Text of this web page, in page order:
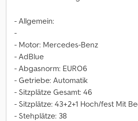
- Allgemein:
-
- Motor: Mercedes-Benz
- AdBlue
- Abgasnorm: EURO6
- Getriebe: Automatik
- Sitzplätze Gesamt: 46
- Sitzplätze: 43+2+1 Hoch/fest Mit
- Stehplätze: 38